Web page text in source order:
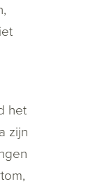
het
zijn